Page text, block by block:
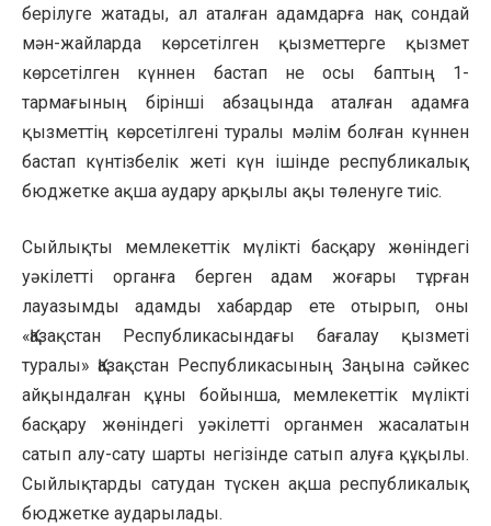
берілуге жатады, ал аталған адамдарға нақ сондай
мән-жайларда көрсетілген қызметтерге қызмет
көрсетілген күннен бастап не осы баптың 1-
тармағының бірінші абзацында аталған адамға
қызметтің көрсетілгені туралы мәлім болған күннен
бастап күнтізбелік жеті күн ішінде республикалық
бюджетке ақша аудару арқылы ақы төленуге тиіс.
Сыйлықты мемлекеттік мүлікті басқару жөніндегі
уәкілетті органға берген адам жоғары тұрған
лауазымды адамды хабардар ете отырып, оны
«Қазақстан Республикасындағы бағалау қызметі
туралы» Қазақстан Республикасының Заңына сәйкес
айқындалған құны бойынша, мемлекеттік мүлікті
басқару жөніндегі уәкілетті органмен жасалатын
сатып алу-сату шарты негізінде сатып алуға құқылы.
Сыйлықтарды сатудан түскен ақша республикалық
бюджетке аударылады.